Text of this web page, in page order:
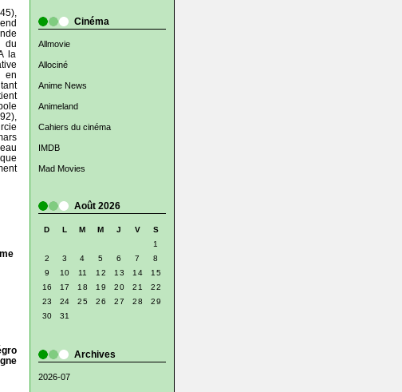
Cinéma
Allmovie
Allociné
Anime News
Animeland
Cahiers du cinéma
IMDB
Mad Movies
Août 2026
D L M M J V
S
1
2
3 4 5 6 7
8
9
10 11 12 13 14
15
16
17 18 19 20 21
22
23
24 25 26 27 28
29
30
31
Archives
2026-07
du
la
en